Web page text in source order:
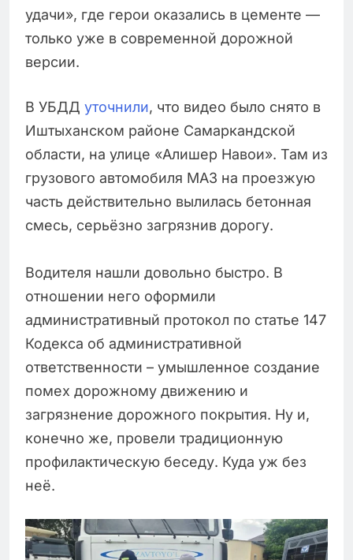
удачи», где герои оказались в цементе —
только уже в современной дорожной
версии.
В УБДД уточнили, что видео было снято в
Иштыханском районе Самаркандской
области, на улице «Алишер Навои». Там из
грузового автомобиля МАЗ на проезжую
часть действительно вылилась бетонная
смесь, серьёзно загрязнив дорогу.
Водителя нашли довольно быстро. В
отношении него оформили
административный протокол по статье 147
Кодекса об административной
ответственности – умышленное создание
помех дорожному движению и
загрязнение дорожного покрытия. Ну и,
конечно же, провели традиционную
профилактическую беседу. Куда уж без
неё.